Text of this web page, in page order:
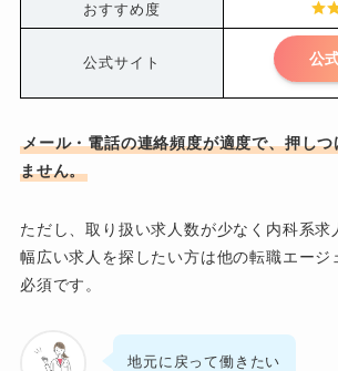
おすすめ度
公式サイト 公
メール・電話の連絡頻度が適度で、押し
ません。
ただし、取り扱い求人数が少なく内科系求
幅広い求人を探したい方は他の転職エージ
必須です。
地元に戻って働きたい